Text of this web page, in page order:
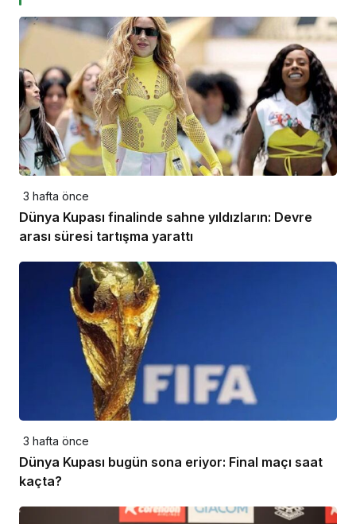
3 hafta önce
Dünya Kupası finalinde sahne yıldızların: Devre
arası süresi tartışma yarattı
3 hafta önce
Dünya Kupası bugün sona eriyor: Final maçı saat
kaçta?